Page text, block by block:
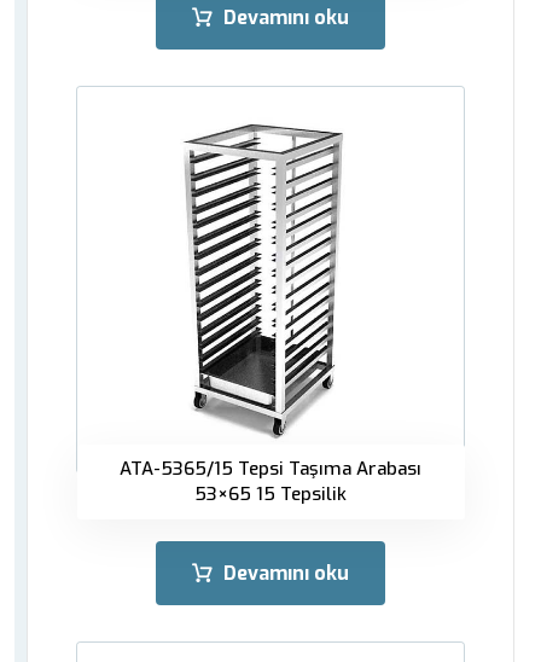
Devamını oku
ATA-5365/15 Tepsi Taşıma Arabası
53×65 15 Tepsilik
Devamını oku